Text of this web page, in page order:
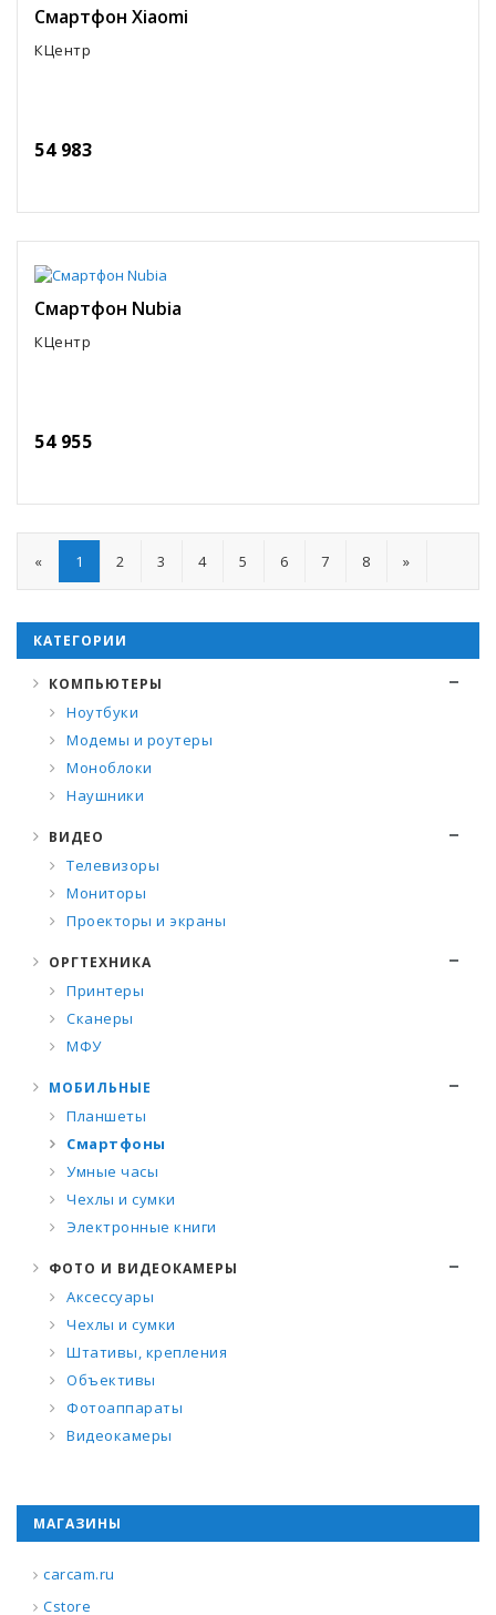
Смартфон Xiaomi
КЦентр
54 983
Смартфон Nubia
КЦентр
54 955
« 1 2 3 4 5 6 7 8 »
КАТЕГОРИИ
КОМПЬЮТЕРЫ
Ноутбуки
Модемы и роутеры
Моноблоки
Наушники
ВИДЕО
Телевизоры
Мониторы
Проекторы и экраны
ОРГТЕХНИКА
Принтеры
Сканеры
МФУ
МОБИЛЬНЫЕ
Планшеты
Смартфоны
Умные часы
Чехлы и сумки
Электронные книги
ФОТО И ВИДЕОКАМЕРЫ
Аксессуары
Чехлы и сумки
Штативы, крепления
Объективы
Фотоаппараты
Видеокамеры
МАГАЗИНЫ
carcam.ru
Cstore